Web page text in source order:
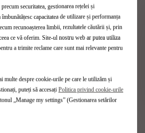
de artă și a artizanilor:
satin de bumbac și microfibre din trei
securitatea, gestionarea rețelei și
îmbunătățesc capacitatea de utilizare și performanța
recunoașterea limbii, rezultatele căutării și, prin
ce vă oferim. Site-ul nostru web ar putea utiliza
a trimite reclame care sunt mai relevante pentru
multe despre cookie-urile pe care le utilizăm și
puteți să accesați Politica privind cookie-urile
„Manage my settings” (Gestionarea setărilor